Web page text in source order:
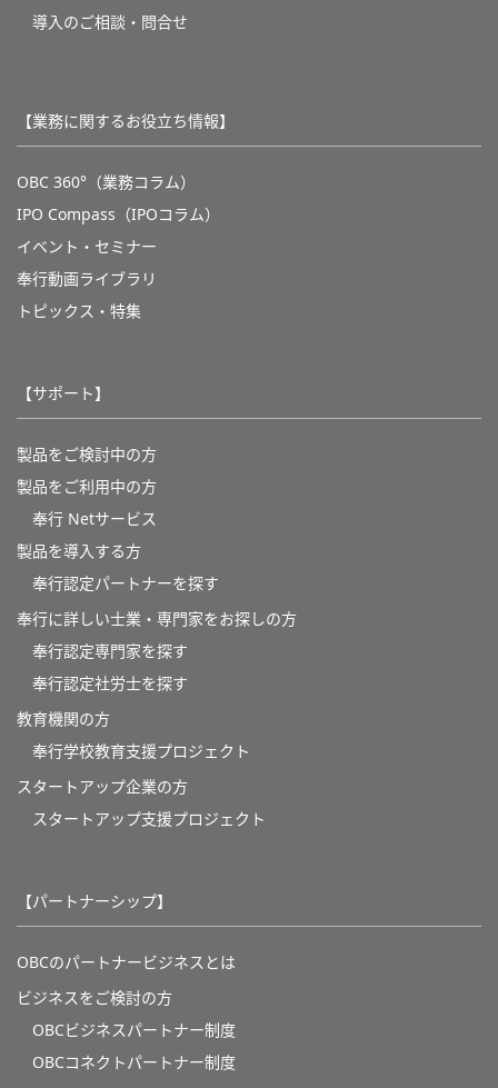
導入のご相談・問合せ
【業務に関するお役立ち情報】
OBC 360°（業務コラム）
IPO Compass（IPOコラム）
イベント・セミナー
奉行動画ライブラリ
トピックス・特集
【サポート】
製品をご検討中の方
製品をご利用中の方
奉行 Netサービス
製品を導入する方
奉行認定パートナーを探す
奉行に詳しい士業・専門家をお探しの方
奉行認定専門家を探す
奉行認定社労士を探す
教育機関の方
奉⾏学校教育⽀援プロジェクト
スタートアップ企業の方
スタートアップ支援プロジェクト
【パートナーシップ】
OBCのパートナービジネスとは
ビジネスをご検討の方
OBCビジネスパートナー制度
OBCコネクトパートナー制度